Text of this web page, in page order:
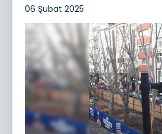
06 Şubat 2025